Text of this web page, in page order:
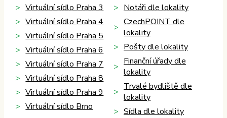
Virtuální sídlo Praha 3
Virtuální sídlo Praha 4
Virtuální sídlo Praha 5
Virtuální sídlo Praha 6
Virtuální sídlo Praha 7
Virtuální sídlo Praha 8
Virtuální sídlo Praha 9
Virtuální sídlo Brno
Notáři dle lokality
CzechPOINT dle
lokality
Pošty dle lokality
Finanční úřady dle
lokality
Trvalé bydliště dle
lokality
Sídla dle lokality